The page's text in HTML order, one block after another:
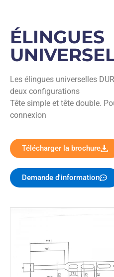
ÉLINGUES
Les élingues universelles
deux configurations
Tête simple et tête double.
connexion
Télécharger la brochure
Demande d'information